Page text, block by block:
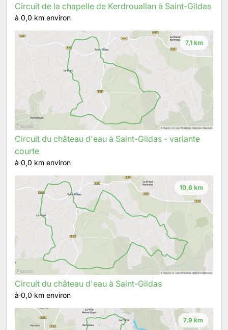
Circuit de la chapelle de Kerdrouallan à Saint-Gildas
à 0,0 km environ
7,1 km
Circuit du château d'eau à Saint-Gildas - variante
courte
à 0,0 km environ
10,6 km
Circuit du château d'eau à Saint-Gildas
à 0,0 km environ
7,9 km